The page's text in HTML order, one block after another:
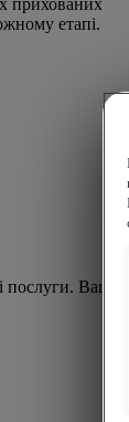
прихованих
етапі.
послуги. Ваш